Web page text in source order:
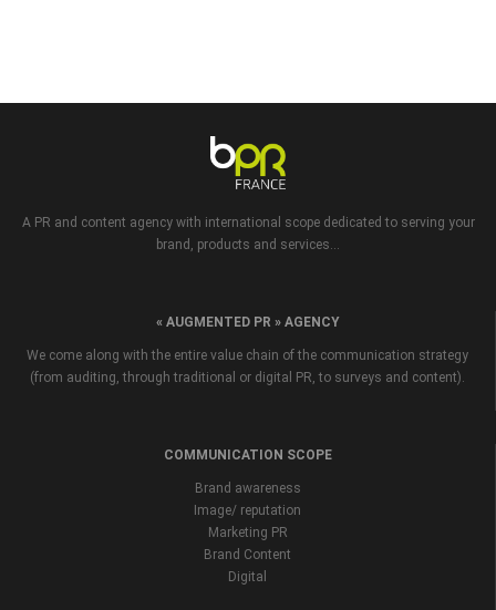
A PR and content agency with international scope dedicated to serving your
brand, products and services...
« AUGMENTED PR » AGENCY
We come along with the entire value chain of the communication strategy
(from auditing, through traditional or digital PR, to surveys and content).
COMMUNICATION SCOPE
Brand awareness
Image/ reputation
Marketing PR
Brand Content
Digital